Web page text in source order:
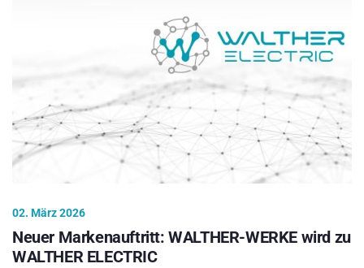
02. März 2026
Neuer Markenauftritt: WALTHER-WERKE wird zu
WALTHER ELECTRIC